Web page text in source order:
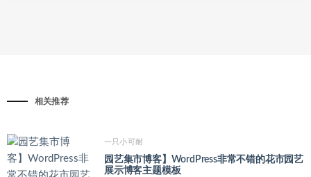
相关推荐
一只小可耐
园艺集市博客】WordPress非常不错的花市园艺
展示博客主题模板